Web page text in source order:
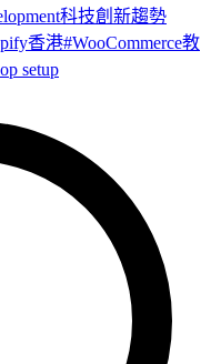
科技創新趨勢
香港#WooCommerce教
setup